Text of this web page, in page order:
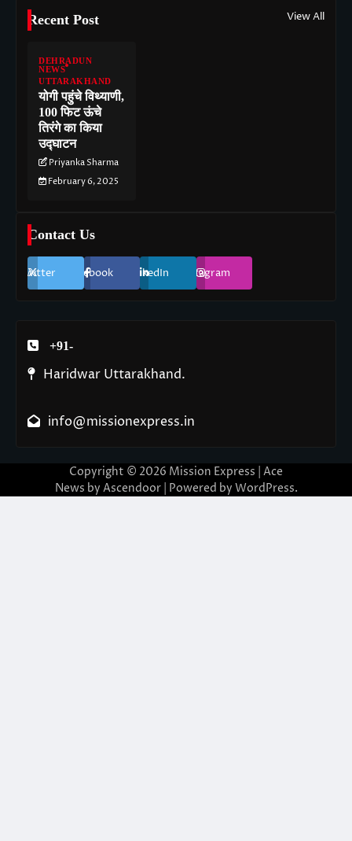
Recent Post View All
DEHRADUN
NEWS
UTTARAKHAND
योगी पहुंचे विथ्याणी,
100 फिट ऊंचे
तिरंगे का किया
उद्घाटन
Priyanka Sharma
February 6, 2025
Contact Us
Twitter Facebook LinkedIn Instagram
+91-
Haridwar Uttarakhand.
info@missionexpress.in
Copyright © 2026 Mission Express | Ace
News by Ascendoor| Powered by WordPress.